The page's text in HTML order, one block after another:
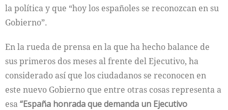
la política y que “hoy los españoles se reconozcan en su
Gobierno”.
En la rueda de prensa en la que ha hecho balance de
sus primeros dos meses al frente del Ejecutivo, ha
considerado así que los ciudadanos se reconocen en
este nuevo Gobierno que entre otras cosas representa a
esa“España honrada que demanda un Ejecutivo